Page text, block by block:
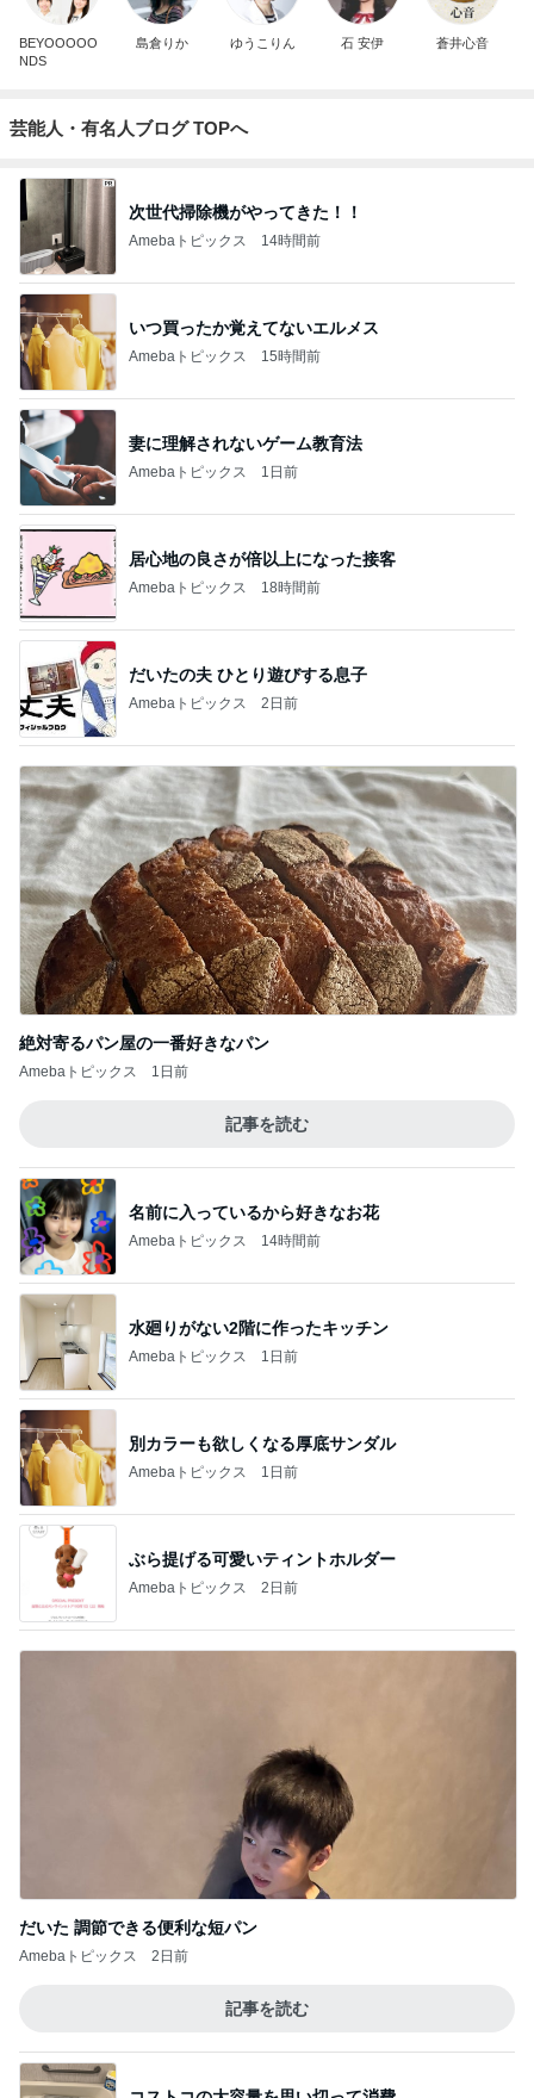
BEYOOOOO
NDS
島倉りか ゆうこりん 石 安伊 蒼井心音
芸能人・有名人ブログ TOPへ
次世代掃除機がやってきた！！
Amebaトピックス 14時間前
いつ買ったか覚えてないエルメス
Amebaトピックス 15時間前
妻に理解されないゲーム教育法
Amebaトピックス 1日前
居心地の良さが倍以上になった接客
Amebaトピックス 18時間前
だいたの夫 ひとり遊びする息子
Amebaトピックス 2日前
絶対寄るパン屋の一番好きなパン
Amebaトピックス 1日前
記事を読む
名前に入っているから好きなお花
Amebaトピックス 14時間前
水廻りがない2階に作ったキッチン
Amebaトピックス 1日前
別カラーも欲しくなる厚底サンダル
Amebaトピックス 1日前
ぶら提げる可愛いティントホルダー
Amebaトピックス 2日前
だいた 調節できる便利な短パン
Amebaトピックス 2日前
記事を読む